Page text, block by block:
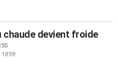
chaude devient froide